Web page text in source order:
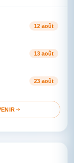
12 août
13 août
23 août